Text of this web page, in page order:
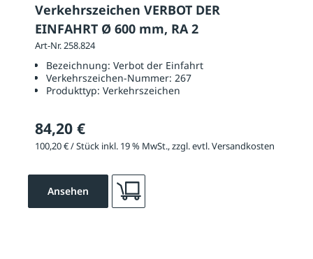
Verkehrszeichen VERBOT DER
EINFAHRT Ø 600 mm, RA 2
Art-Nr. 258.824
Bezeichnung: Verbot der Einfahrt
Verkehrszeichen-Nummer: 267
Produkttyp: Verkehrszeichen
84,20 €
100,20 € / Stück inkl. 19 % MwSt., zzgl. evtl. Versandkosten
Ansehen